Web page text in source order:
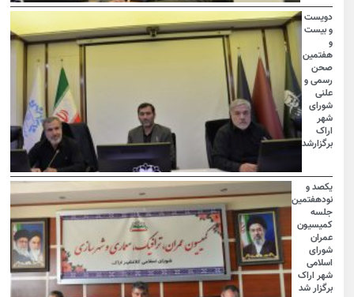
دویست
و بیست
هفتمین
صحن
رسمی و
علنی
شورای
شهر
اراک
برگزارشد
یکصد و
نودهفتمین
جلسه
کمیسیون
عمران
شورای
اسلامی
شهر اراک
برگزار شد